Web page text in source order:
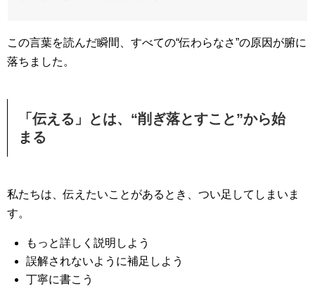
この言葉を読んだ瞬間、すべての“伝わらなさ”の原因が腑に
落ちました。
「伝える」とは、“削ぎ落とすこと”から始
まる
私たちは、伝えたいことがあるとき、つい足してしまいま
す。
もっと詳しく説明しよう
誤解されないように補足しよう
丁寧に書こう